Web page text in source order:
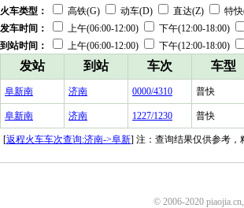
火车类型：
高铁(G) 动车(D) 直达(Z) 特
发车时间：
上午(06:00-12:00) 下午(12:00-18:00)
到站时间：
上午(06:00-12:00) 下午(12:00-18:00)
发站 到站 车次 车型
阜新南 济南 0000/4310 普快
阜新南 济南 1227/1230 普快
[返程火车车次查询:济南->阜新] 注：查询结果仅供参考
© 2006-2020